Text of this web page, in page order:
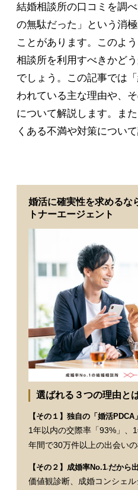
結婚相談所の口コミを調
の無駄だった」という消
ことがあります。このよ
相談所を利用すべきかど
でしょう。この記事では
われている主な理由や、
について解説します。ま
くある不満や対策について
婚活に確実性を求めるな
トナーエージェント
選ばれる３つの理由と
【その１】独自の「婚活
1年以内の交際率「93%」、
年間で30万件以上の出会い
【その２】成婚率No.1※だから
価値観診断、成婚コンシェ